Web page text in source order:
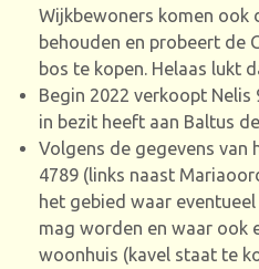
Wijkbewoners komen ook
behouden en probeert de
bos te kopen. Helaas lukt
Begin 2022 verkoopt Nelis
in bezit heeft aan Baltus
Volgens de gegevens van
4789 (links naast
het gebied waar
mag worden en waar ook
woonhuis (kavel staat te